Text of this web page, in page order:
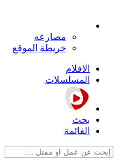
مصارعه
خريطة الموقع
الافلام
المسلسلات
بحث
القائمة